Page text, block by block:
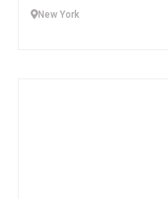
New York